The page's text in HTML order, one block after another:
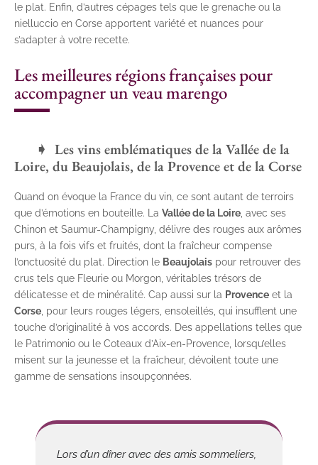
le plat. Enfin, d’autres cépages tels que le grenache ou la
nielluccio en Corse apportent variété et nuances pour
s’adapter à votre recette.
Les meilleures régions françaises pour
accompagner un veau marengo
Les vins emblématiques de la Vallée de la
Loire, du Beaujolais, de la Provence et de la Corse
Quand on évoque la France du vin, ce sont autant de terroirs
que d’émotions en bouteille. La Vallée de la Loire , avec ses
Chinon et Saumur-Champigny, délivre des rouges aux arômes
purs, à la fois vifs et fruités, dont la fraîcheur compense
l’onctuosité du plat. Direction le Beaujolais pour retrouver des
crus tels que Fleurie ou Morgon, véritables trésors de
délicatesse et de minéralité. Cap aussi sur la Provence et la
Corse , pour leurs rouges légers, ensoleillés, qui insufflent une
touche d’originalité à vos accords. Des appellations telles que
le Patrimonio ou le Coteaux d’Aix-en-Provence, lorsqu’elles
misent sur la jeunesse et la fraîcheur, dévoilent toute une
gamme de sensations insoupçonnées.
Lors d’un dîner avec des amis sommeliers,